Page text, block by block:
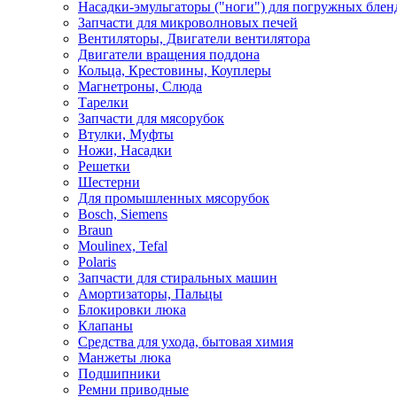
Насадки-эмульгаторы ("ноги") для погружных
Запчасти для микроволновых печей
Вентиляторы, Двигатели вентилятора
Двигатели вращения поддона
Кольца, Крестовины, Коуплеры
Магнетроны, Слюда
Тарелки
Запчасти для мясорубок
Втулки, Муфты
Ножи, Насадки
Решетки
Шестерни
Для промышленных мясорубок
Bosch, Siemens
Braun
Moulinex, Tefal
Polaris
Запчасти для стиральных машин
Амортизаторы, Пальцы
Блокировки люка
Клапаны
Средства для ухода, бытовая химия
Манжеты люка
Подшипники
Ремни приводные